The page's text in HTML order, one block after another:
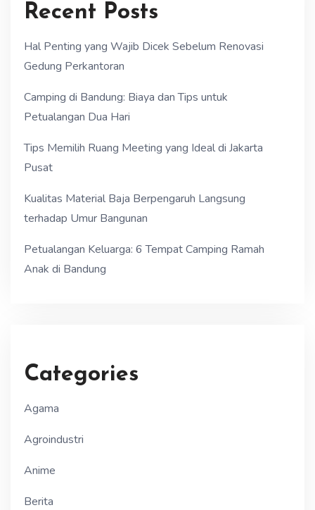
Recent Posts
Hal Penting yang Wajib Dicek Sebelum Renovasi
Gedung Perkantoran
Camping di Bandung: Biaya dan Tips untuk
Petualangan Dua Hari
Tips Memilih Ruang Meeting yang Ideal di Jakarta
Pusat
Kualitas Material Baja Berpengaruh Langsung
terhadap Umur Bangunan
Petualangan Keluarga: 6 Tempat Camping Ramah
Anak di Bandung
Categories
Agama
Agroindustri
Anime
Berita